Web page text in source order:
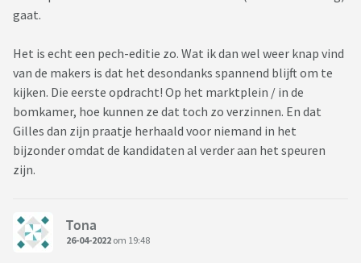
gaat.
Het is echt een pech-editie zo. Wat ik dan wel weer knap vind
van de makers is dat het desondanks spannend blijft om te
kijken. Die eerste opdracht! Op het marktplein / in de
bomkamer, hoe kunnen ze dat toch zo verzinnen. En dat
Gilles dan zijn praatje herhaald voor niemand in het
bijzonder omdat de kandidaten al verder aan het speuren
zijn.
Tona
26-04-2022 om 19:48